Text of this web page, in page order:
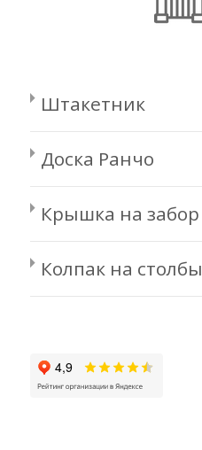
Штакетник
Доска Ранчо
Крышка на забор
Колпак на столбы